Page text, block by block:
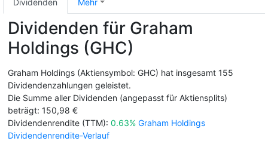
Dividenden Mehr
Dividenden für Graham
Holdings (GHC)
Graham Holdings (Aktiensymbol: GHC) hat insgesamt 155
Dividendenzahlungen geleistet.
Die Summe aller Dividenden (angepasst für Aktiensplits)
beträgt: 150,98 €
Dividendenrendite (TTM): 0.63% Graham Holdings
Dividendenrendite-Verlauf